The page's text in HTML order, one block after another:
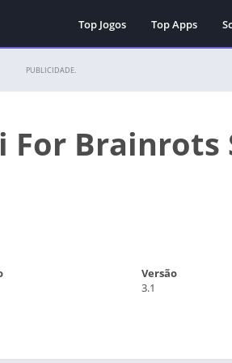
Top Jogos Top Apps
PUBLICIDADE.
For
Versão
3.1